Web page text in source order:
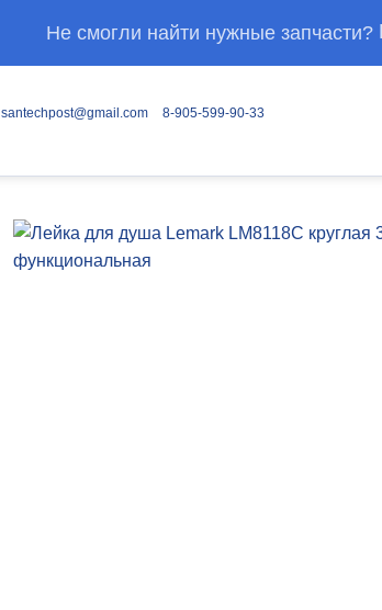
Не смогли найти нужные запчасти?
santechpost@gmail.com 8-905-599-90-33